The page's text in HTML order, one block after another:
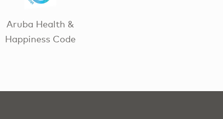
Aruba Health &
Happiness Code